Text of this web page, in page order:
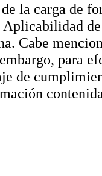
la carga de
Cabe
para
de